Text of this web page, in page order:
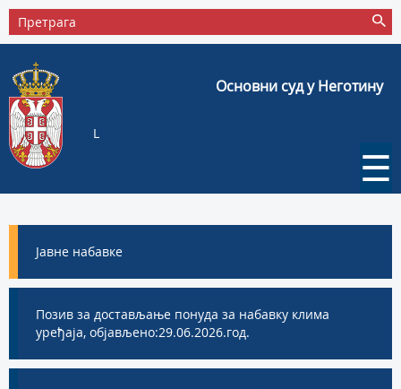
Основни суд у Неготину
L
☰
Jавне набавке
Позив за достављање понуда за набавку клима
уређаја, објављено:29.06.2026.год.